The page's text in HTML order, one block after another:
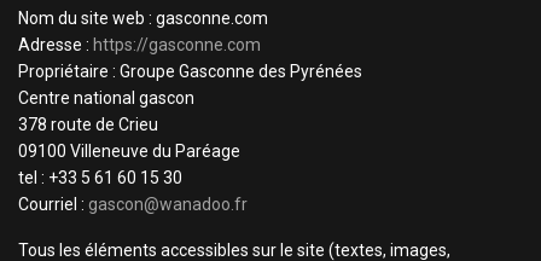
Nom du site web : gasconne.com
Adresse : https://gasconne.com
Propriétaire : Groupe Gasconne des Pyrénées
Centre national gascon
378 route de Crieu
09100 Villeneuve du Paréage
tel : +33 5 61 60 15 30
Courriel : gascon@wanadoo.fr
Tous les éléments accessibles sur le site (textes, images,